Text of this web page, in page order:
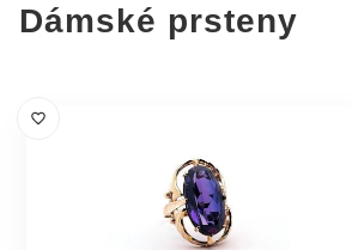
Dámské prsteny